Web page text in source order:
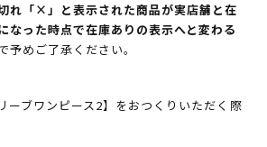
れ「×」と表示された商品が実店舗と在
なった時点で在庫ありの表示へと変わる
予めご了承ください。
ーブワンピース2】をおつくりいただく際